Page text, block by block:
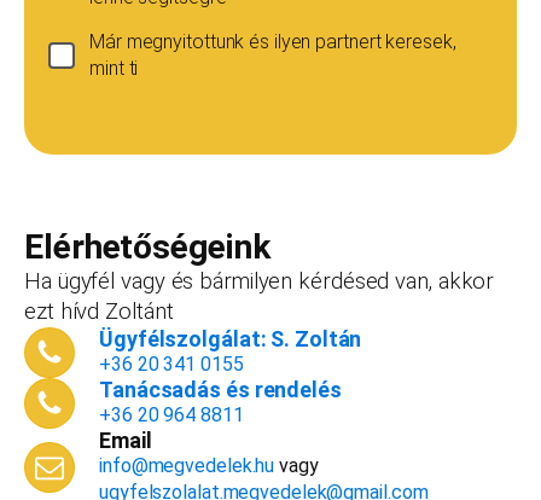
Már megnyitottunk és ilyen partnert keresek,
mint ti
vállalkozást, ezt az összeget le tudjuk vonni a
dokumentációk, engedélyek árából így végül
is, ha nyitsz valamit, a konzultáció díjmentes.
Telefonszám
Email cím*
Elérhetőségeink
Ha ügyfél vagy és bármilyen kérdésed van, akkor
ezt hívd Zoltánt
Ügyfélszolgálat: S. Zoltán
+36 20 341 0155
Tanácsadás és rendelés
+36 20 964 8811
Email
info@megvedelek.hu vagy
ugyfelszolalat.megvedelek@gmail.com